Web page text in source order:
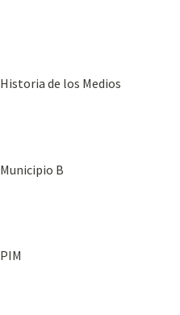
Historia de los Medios
Municipio B
PIM